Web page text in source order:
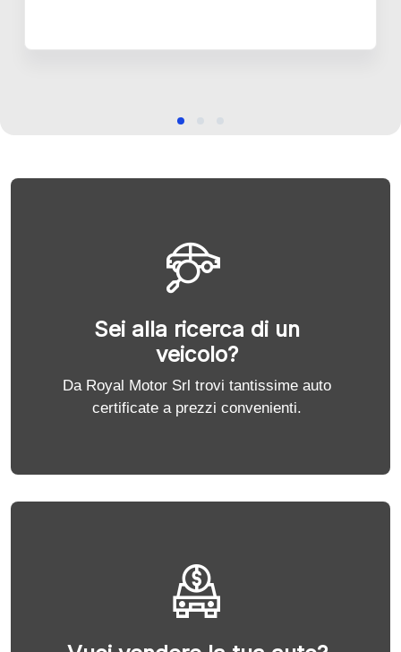
Sei alla ricerca di un
veicolo?
Da Royal Motor Srl trovi tantissime auto
certificate a prezzi convenienti.